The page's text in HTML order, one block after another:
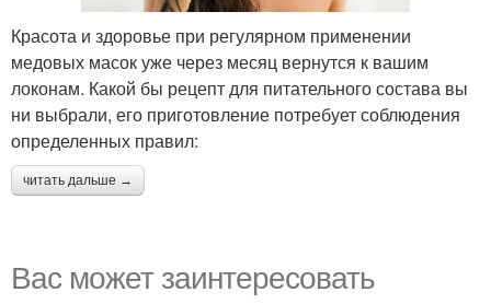
Красота и здоровье при регулярном применении
медовых масок уже через месяц вернутся к вашим
локонам. Какой бы рецепт для питательного состава вы
ни выбрали, его приготовление потребует соблюдения
определенных правил:
читать дальше →
Вас может заинтересовать